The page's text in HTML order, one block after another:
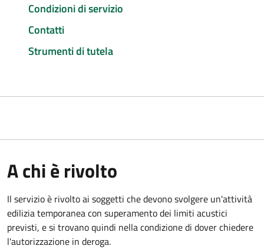
Condizioni di servizio
Contatti
Strumenti di tutela
A chi è rivolto
Il servizio è rivolto ai soggetti che devono svolgere un'attività
edilizia temporanea con superamento dei limiti acustici
previsti, e si trovano quindi nella condizione di dover chiedere
l'autorizzazione in deroga.